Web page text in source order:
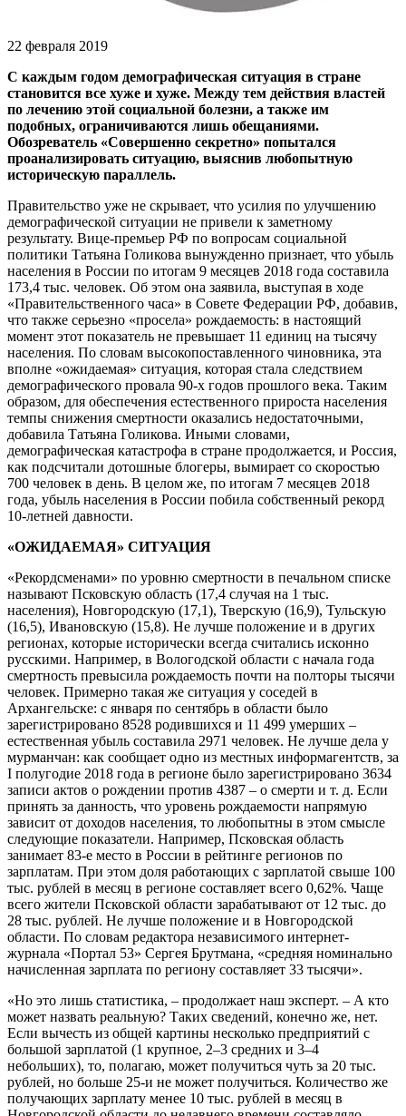
22 февраля 2019
С каждым годом демографическая ситуация в стране
становится все хуже и хуже. Между тем действия властей
по лечению этой социальной болезни, а также им
подобных, ограничиваются лишь обещаниями.
Обозреватель «Совершенно секретно» попытался
проанализировать ситуацию, выяснив любопытную
историческую параллель.
Правительство уже не скрывает, что усилия по улучшению
демографической ситуации не привели к заметному
результату. Вице-премьер РФ по вопросам социальной
политики Татьяна Голикова вынужденно признает, что убыль
населения в России по итогам 9 месяцев 2018 года составила
173,4 тыс. человек. Об этом она заявила, выступая в ходе
«Правительственного часа» в Совете Федерации РФ, добавив,
что также серьезно «просела» рождаемость: в настоящий
момент этот показатель не превышает 11 единиц на тысячу
населения. По словам высокопоставленного чиновника, эта
вполне «ожидаемая» ситуация, которая стала следствием
демографического провала 90-х годов прошлого века. Таким
образом, для обеспечения естественного прироста населения
темпы снижения смертности оказались недостаточными,
добавила Татьяна Голикова. Иными словами,
демографическая катастрофа в стране продолжается, и Россия,
как подсчитали дотошные блогеры, вымирает со скоростью
700 человек в день. В целом же, по итогам 7 месяцев 2018
года, убыль населения в России побила собственный рекорд
10-летней давности.
«ОЖИДАЕМАЯ» СИТУАЦИЯ
«Рекордсменами» по уровню смертности в печальном списке
называют Псковскую область (17,4 случая на 1 тыс.
населения), Новгородскую (17,1), Тверскую (16,9), Тульскую
(16,5), Ивановскую (15,8). Не лучше положение и в других
регионах, которые исторически всегда считались исконно
русскими. Например, в Вологодской области с начала года
смертность превысила рождаемость почти на полторы тысячи
человек. Примерно такая же ситуация у соседей в
Архангельске: с января по сентябрь в области было
зарегистрировано 8528 родившихся и 11 499 умерших –
естественная убыль составила 2971 человек. Не лучше дела у
мурманчан: как сообщает одно из местных информагентств, за
I полугодие 2018 года в регионе было зарегистрировано 3634
записи актов о рождении против 4387 – о смерти и т. д. Если
принять за данность, что уровень рождаемости напрямую
зависит от доходов населения, то любопытны в этом смысле
следующие показатели. Например, Псковская область
занимает 83-е место в России в рейтинге регионов по
зарплатам. При этом доля работающих с зарплатой свыше 100
тыс. рублей в месяц в регионе составляет всего 0,62%. Чаще
всего жители Псковской области зарабатывают от 12 тыс. до
28 тыс. рублей. Не лучше положение и в Новгородской
области. По словам редактора независимого интернет-
журнала «Портал 53» Сергея Брутмана, «средняя номинально
начисленная зарплата по региону составляет 33 тысячи».
«Но это лишь статистика, – продолжает наш эксперт. – А кто
может назвать реальную? Таких сведений, конечно же, нет.
Если вычесть из общей картины несколько предприятий с
большой зарплатой (1 крупное, 2–3 средних и 3–4
небольших), то, полагаю, может получиться чуть за 20 тыс.
рублей, но больше 25-и не может получиться. Количество же
получающих зарплату менее 10 тыс. рублей в месяц в